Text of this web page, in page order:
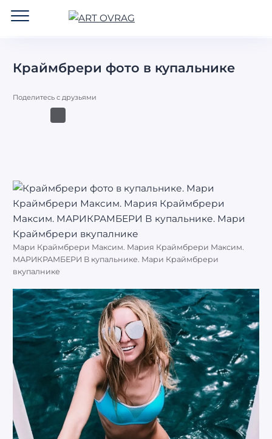
Краймбрери фото в купальнике
Поделитесь с друзьями
Мари Краймбрери Максим. Мария Краймбрери Максим.
МАРИКРАМБЕРИ В купальнике. Мари Краймбрери
вкупалнике